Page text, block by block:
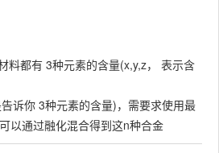
料都有 3种元素的含量(x,y,z， 表示含
诉你 3种元素的含量)，需要求使用最
以通过融化混合得到这n种合金